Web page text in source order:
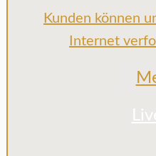
Kunden können
Internet